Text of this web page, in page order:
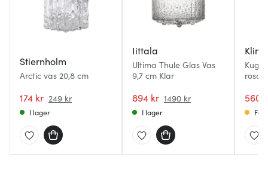
Stiernholm
Arctic vas 20,8 cm
174 kr 249 kr
I lager
Iittala
Ultima Thule Glas Vas
9,7 cm Klar
894 kr 1490 kr
I lager
560
Få